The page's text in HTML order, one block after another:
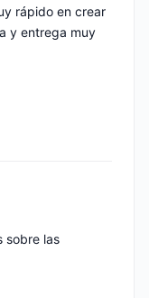
rápido en crear
y entrega muy
sobre las